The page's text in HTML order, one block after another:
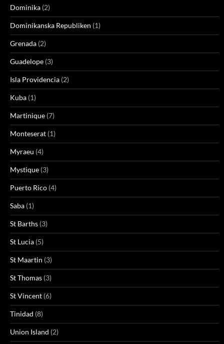
Dominika (2)
Dominikanska Republiken (1)
Grenada (2)
Guadelope (3)
Isla Providencia (2)
Kuba (1)
Martinique (7)
Monteserat (1)
Myraeu (4)
Mystique (3)
Puerto Rico (4)
Saba (1)
St Barths (3)
St Lucia (5)
St Maartin (3)
St Thomas (3)
St Vincent (6)
Tinidad (8)
Union Island (2)